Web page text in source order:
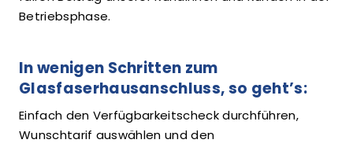
Betriebsphase.
In wenigen Schritten zum
Glasfaserhausanschluss, so geht’s:
Einfach den Verfügbarkeitscheck durchführen,
Wunschtarif auswählen und den